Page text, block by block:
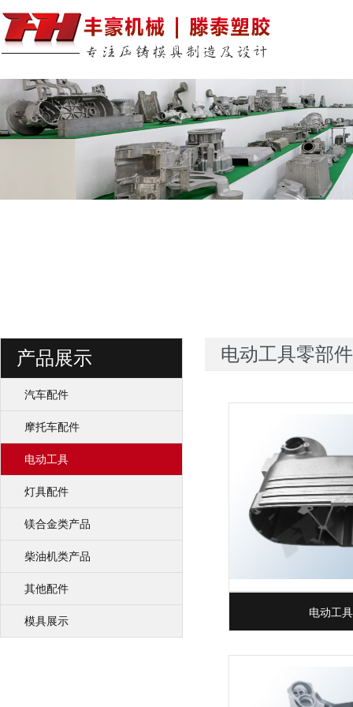
产品展示
汽车配件
摩托车配件
电动工具
灯具配件
镁合金类产品
柴油机类产品
其他配件
模具展示
电动工具零部件
电动工